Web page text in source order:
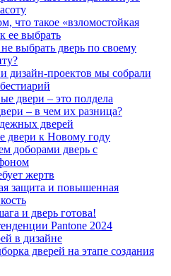
что такое «взломостойкая
ее выбрать
выбрать дверь по своему
дизайн-проектов мы собрали
двери – это полдела
– в чем их разница?
дверей
двери к Новому году
доборами дверь с
жертв
защита и повышенная
и дверь готова!
Pantone 2024
в дизайне
дверей на этапе создания